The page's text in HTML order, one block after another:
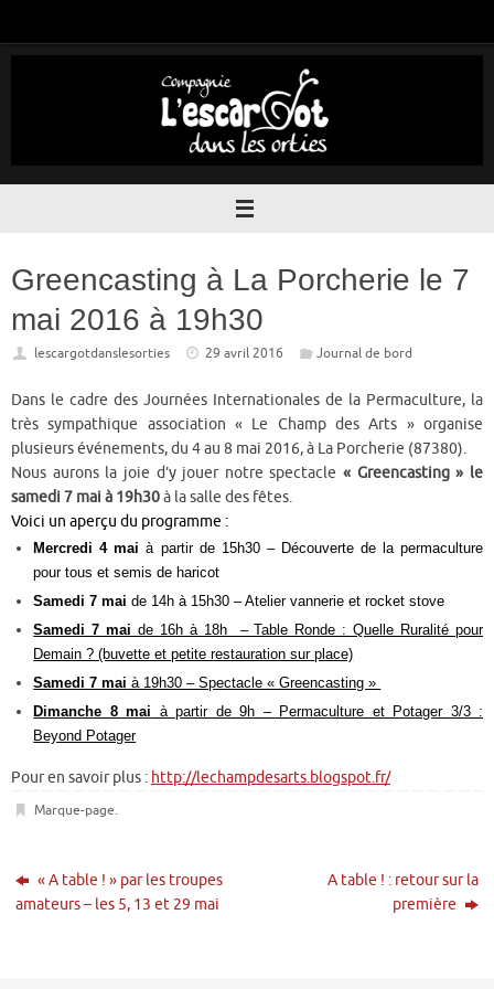
Greencasting à La Porcherie le 7
mai 2016 à 19h30
lescargotdanslesorties 29 avril 2016 Journal de bord
Dans le cadre des Journées Internationales de la Permaculture, la
très sympathique association « Le Champ des Arts » organise
plusieurs événements, du 4 au 8 mai 2016, à La Porcherie (87380).
Nous aurons la joie d’y jouer notre spectacle « Greencasting » le
samedi 7 mai à 19h30à la salle des fêtes.
Voici un aperçu du programme :
Mercredi 4 mai à partir de 15h30 – Découverte de la permaculture
pour tous et semis de haricot
Samedi 7 mai de 14h à 15h30 – Atelier vannerie et rocket stove
Samedi 7 mai de 16h à 18h – Table Ronde : Quelle Ruralité pour
Demain ? (buvette et petite restauration sur place)
Samedi 7 mai à 19h30 – Spectacle « Greencasting »
Dimanche 8 mai à partir de 9h – Permaculture et Potager 3/3 :
Beyond Potager
Pour en savoir plus : http://lechampdesarts.blogspot.fr/
Marque-page.
« A table ! » par les troupes
amateurs – les 5, 13 et 29 mai
A table ! : retour sur la
première